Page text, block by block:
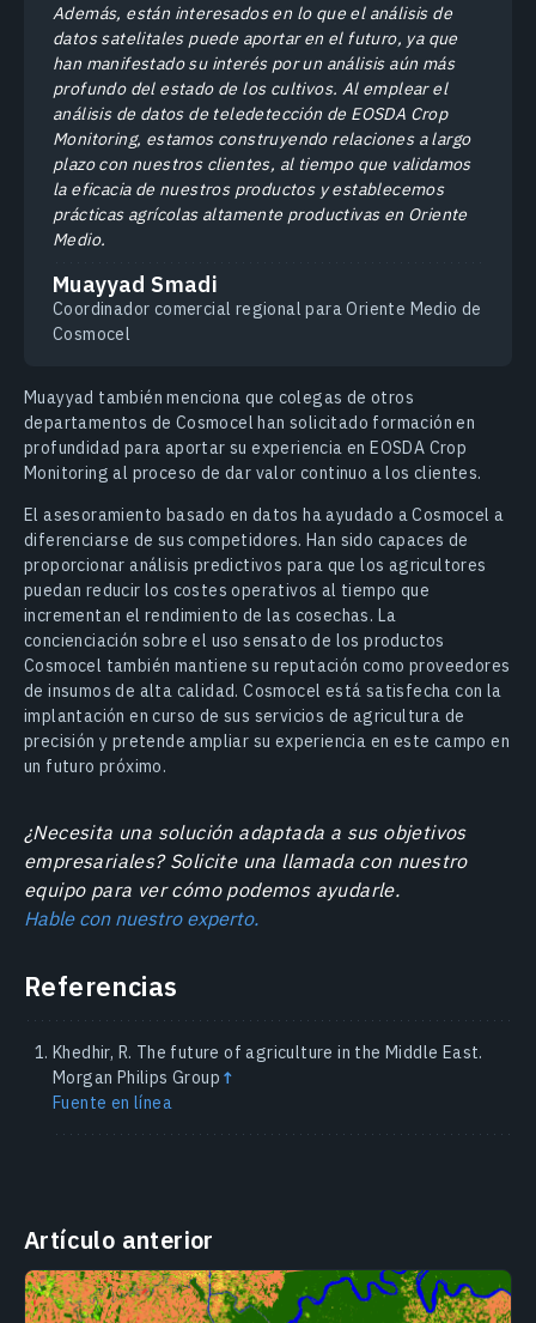
Además, están interesados en lo que el análisis de
datos satelitales puede aportar en el futuro, ya que
han manifestado su interés por un análisis aún más
profundo del estado de los cultivos. Al emplear el
análisis de datos de teledetección de EOSDA Crop
Monitoring, estamos construyendo relaciones a largo
plazo con nuestros clientes, al tiempo que validamos
la eficacia de nuestros productos y establecemos
prácticas agrícolas altamente productivas en Oriente
Medio.
Muayyad Smadi
Coordinador comercial regional para Oriente Medio de
Cosmocel
Muayyad también menciona que colegas de otros
departamentos de Cosmocel han solicitado formación en
profundidad para aportar su experiencia en EOSDA Crop
Monitoring al proceso de dar valor continuo a los clientes.
El asesoramiento basado en datos ha ayudado a Cosmocel a
diferenciarse de sus competidores. Han sido capaces de
proporcionar análisis predictivos para que los agricultores
puedan reducir los costes operativos al tiempo que
incrementan el rendimiento de las cosechas. La
concienciación sobre el uso sensato de los productos
Cosmocel también mantiene su reputación como proveedores
de insumos de alta calidad. Cosmocel está satisfecha con la
implantación en curso de sus servicios de agricultura de
precisión y pretende ampliar su experiencia en este campo en
un futuro próximo.
¿Necesita una solución adaptada a sus objetivos
empresariales? Solicite una llamada con nuestro
equipo para ver cómo podemos ayudarle.
Hable con nuestro experto.
Referencias
Khedhir, R. The future of agriculture in the Middle East.
Morgan Philips Group ↑
Fuente en línea
Artículo anterior